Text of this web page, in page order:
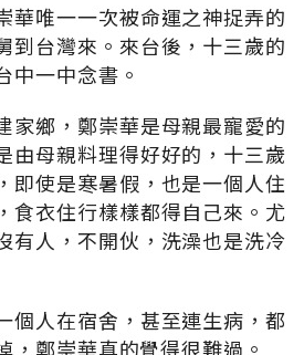
華唯一一次被命運之神捉弄的
到台灣來。來台後，十三歲的
中一中念書。
家鄉，鄭崇華是母親最寵愛的
由母親料理得好好的，十三歲
即使是寒暑假，也是一個人住
食衣住行樣樣都得自己來。尤
有人，不開伙，洗澡也是洗冷
個人在宿舍，甚至連生病，都
，鄭崇華真的覺得很難過。